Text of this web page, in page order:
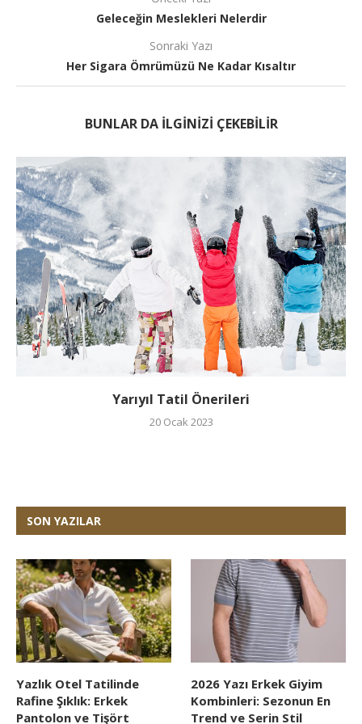
Geleceğin Meslekleri Nelerdir
Sonraki Yazı
Her Sigara Ömrümüzü Ne Kadar Kısaltır
BUNLAR DA ILGINIZI ÇEKEBILIR
Yarıyıl Tatil Önerileri
20 Ocak 2023
SON YAZILAR
Yazlık Otel Tatilinde
Rafine Şıklık: Erkek
Pantolon ve Tişört
2026 Yazı Erkek Giyim
Kombinleri: Sezonun En
Trend ve Serin Stil